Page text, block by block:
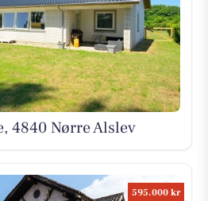
4840 Nørre Alslev
595.000 kr